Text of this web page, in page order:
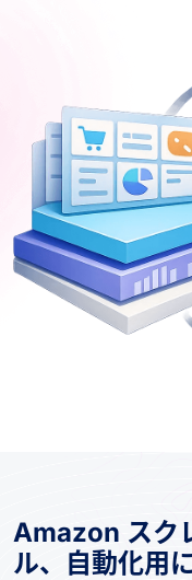
Amazon スク
ル、自動化用